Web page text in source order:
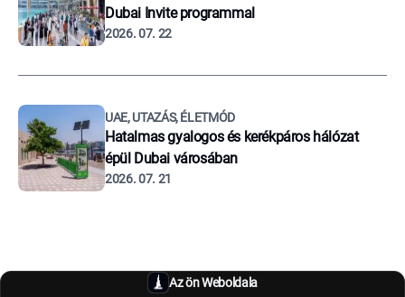
Dubai Invite programmal
2026. 07. 22
UAE, UTAZÁS, ÉLETMÓD
Hatalmas gyalogos és kerékpáros hálózat
épül Dubai városában
2026. 07. 21
Az ön Weboldala